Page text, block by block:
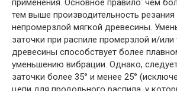
применения. Основное правило: чем
тем выше производительность резания
непромерзлой мягкой древесины.
заточки при распиле промерзлой и/или
древесины способствует более
уменьшению вибрации. Однако,
заточки более 35° и менее 25°